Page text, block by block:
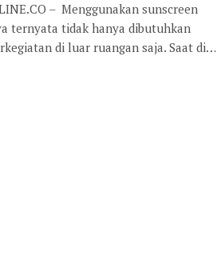
– Menggunakan sunscreen
ternyata tidak hanya dibutuhkan
di luar ruangan saja. Saat di…